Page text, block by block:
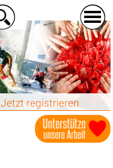
Jetzt registrieren